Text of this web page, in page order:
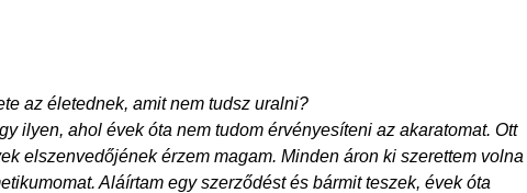
az életednek, amit nem tudsz uralni?
ilyen, ahol évek óta nem tudom érvényesíteni az akaratomat. Ott
elszenvedőjének érzem magam. Minden áron ki szerettem volna
Aláírtam egy szerződést és bármit teszek, évek óta